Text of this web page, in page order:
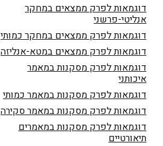
דוגמאות לפרק ממצאים במחקר
אנליטי-פרשני
דוגמאות לפרק ממצאים במחקר כמותי
דוגמאות לפרק ממצאים במטא-אנליזה
דוגמאות לפרק מסקנות במאמר
איכותני
דוגמאות לפרק מסקנות במאמר כמותי
דוגמאות לפרק מסקנות במאמר סקירה
דוגמאות לפרק מסקנות במאמרים
תיאורטיים